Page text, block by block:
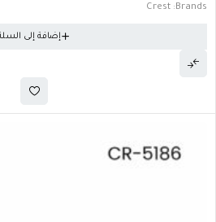
Brands:
Crest
إضافة إلى السلة